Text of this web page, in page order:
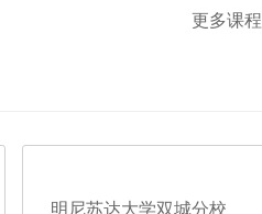
更多课程
明尼苏达大学双城分校